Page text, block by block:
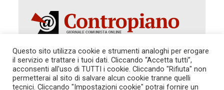
Autorizzazione del Tribunale di Roma 286 del 31
dicembre 2014. Direttore Responsabile: Sergio
Cararo. Indirizzo: V.Casalbruciato 27- sc. B - 00159
Questo sito utilizza cookie e strumenti analoghi per erogare
il servizio e trattare i tuoi dati. Cliccando “Accetta tutti”,
acconsenti all'uso di TUTTI i cookie. Cliccando "Rifiuta" non
permetterai al sito di salvare alcun cookie tranne quelli
tecnici. Cliccando "Impostazioni cookie" potrai fornire un